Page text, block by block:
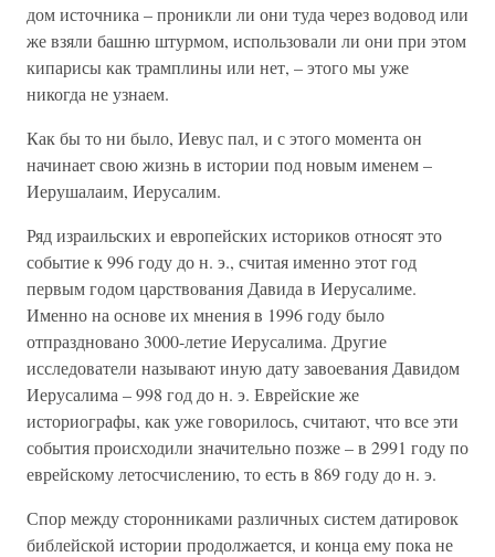
дом источника – проникли ли они туда через водовод или
же взяли башню штурмом, использовали ли они при этом
кипарисы как трамплины или нет, – этого мы уже
никогда не узнаем.
Как бы то ни было, Иевус пал, и с этого момента он
начинает свою жизнь в истории под новым именем –
Иерушалаим, Иерусалим.
Ряд израильских и европейских историков относят это
событие к 996 году до н. э., считая именно этот год
первым годом царствования Давида в Иерусалиме.
Именно на основе их мнения в 1996 году было
отпраздновано 3000-летие Иерусалима. Другие
исследователи называют иную дату завоевания Давидом
Иерусалима – 998 год до н. э. Еврейские же
историографы, как уже говорилось, считают, что все эти
события происходили значительно позже – в 2991 году по
еврейскому летосчислению, то есть в 869 году до н. э.
Спор между сторонниками различных систем датировок
библейской истории продолжается, и конца ему пока не